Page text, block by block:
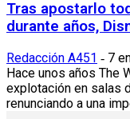
Tras apostarlo
durante años,
Redacción A451 - 7
Hace unos años The
explotación en salas
renunciando a una